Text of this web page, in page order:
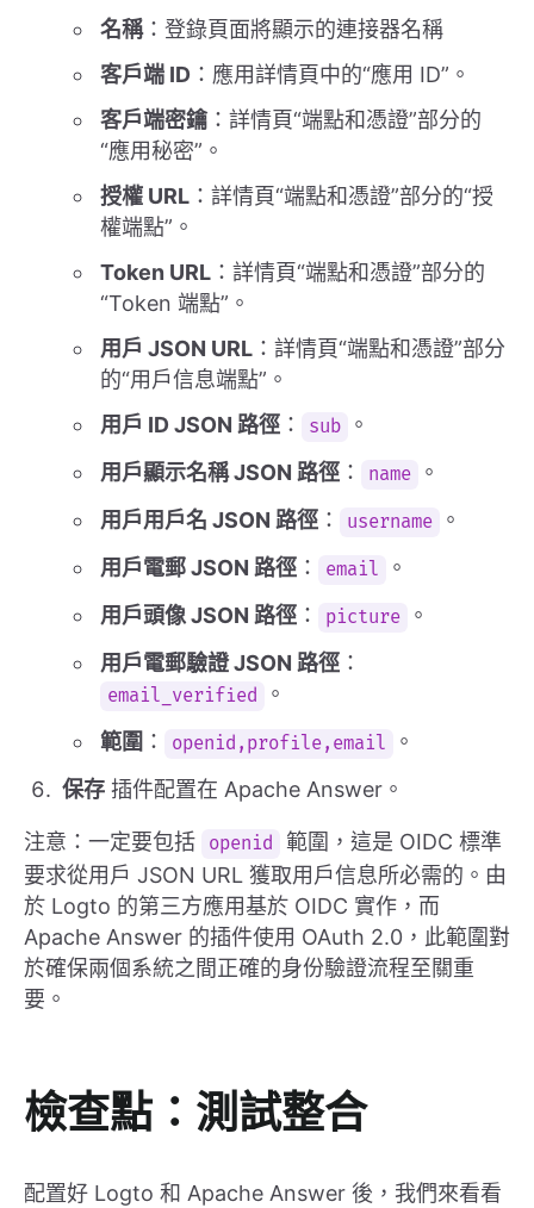
名稱：登錄頁面將顯示的連接器名稱
客戶端 ID ：應用詳情頁中的“應用 ID”。
客戶端密鑰 ：詳情頁“端點和憑證”部分的
“應用秘密”。
授權 URL ：詳情頁“端點和憑證”部分的“授
權端點”。
Token URL ：詳情頁“端點和憑證”部分的
“Token 端點”。
用戶 JSON URL ：詳情頁“端點和憑證”部分
的“用戶信息端點”。
用戶 ID JSON 路徑 ： sub
。
用戶顯示名稱 JSON 路徑 ： name
。
用戶用戶名 JSON 路徑 ： username
。
用戶電郵 JSON 路徑 ： email
。
用戶頭像 JSON 路徑 ： picture
。
用戶電郵驗證 JSON 路徑 ：
email_verified
。
範圍 ： openid,profile,email
。
保存 插件配置在 Apache Answer。
注意：一定要包括 openid
範圍，這是 OIDC 標準
要求從用戶 JSON URL 獲取用戶信息所必需的。由
於 Logto 的第三方應用基於 OIDC 實作，而
Apache Answer 的插件使用 OAuth 2.0，此範圍對
於確保兩個系統之間正確的身份驗證流程至關重
要。
檢查點：測試整合
配置好 Logto 和 Apache Answer 後，我們來看看